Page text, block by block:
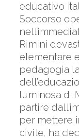
educativo
Soccorso
Rimini
elementare
pedagogia
luminosa di
partire
per mettere
civile, ha